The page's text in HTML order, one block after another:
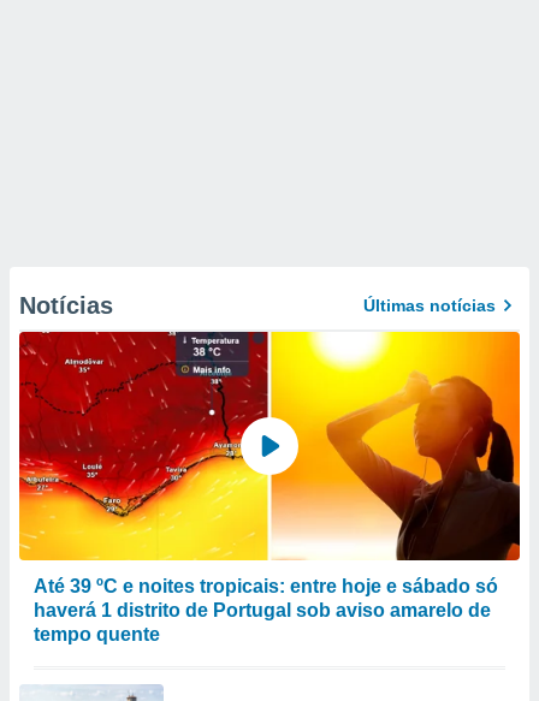
Notícias Últimas notícias
Até 39 ºC e noites tropicais: entre hoje e sábado só
haverá 1 distrito de Portugal sob aviso amarelo de
tempo quente